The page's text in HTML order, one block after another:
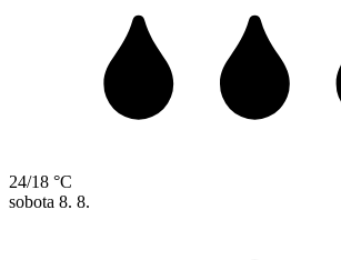
24/18 °C
sobota 8. 8.